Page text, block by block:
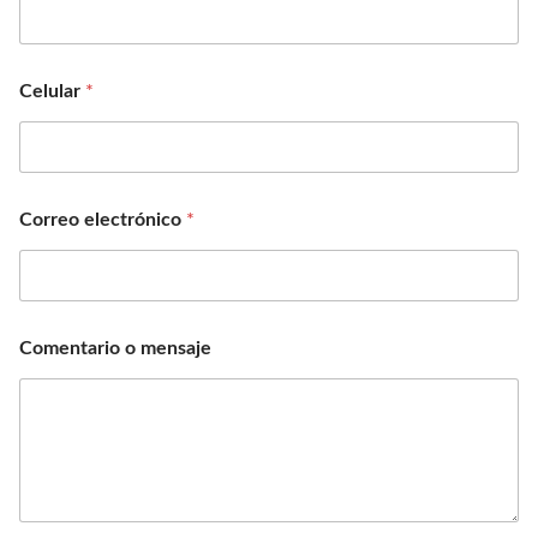
Celular *
Correo electrónico *
Comentario o mensaje